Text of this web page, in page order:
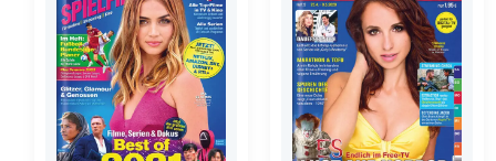
2,70 €
1,35 €.
2,60 €
1,30 €.